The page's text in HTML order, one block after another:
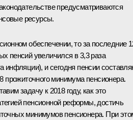
предусматриваются
ресурсы.
обеспечении, то за последние
пенсий увеличился в 3,3 раза
инфляции), и сегодня пенсии
прожиточного минимума пенсионера.
задачу к 2018 году, как это
пенсионной реформы, достичь
минимумов пенсионера. При